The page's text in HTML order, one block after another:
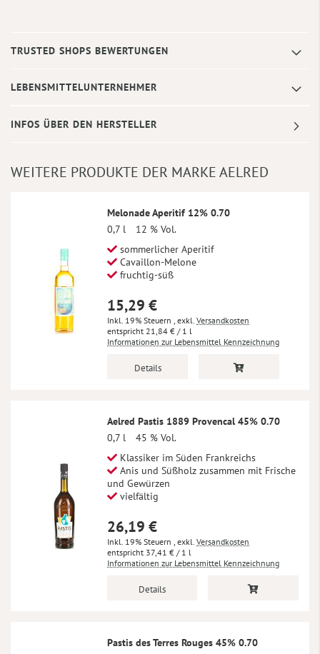
TRUSTED SHOPS BEWERTUNGEN
LEBENSMITTELUNTERNEHMER
INFOS ÜBER DEN HERSTELLER
WEITERE PRODUKTE DER MARKE AELRED
Melonade Aperitif 12% 0.70
0,7 l
12 % Vol.
sommerlicher Aperitif
Cavaillon-Melone
fruchtig-süß
15,29 €
Inkl. 19% Steuern , exkl. Versandkosten
21,84 € / 1 l
Informationen zur Lebensmittel Kennzeichnung
Details
Aelred Pastis 1889 Provencal 45% 0.70
0,7 l
45 % Vol.
Klassiker im Süden Frankreichs
Anis und Süßholz zusammen mit Frische
und Gewürzen
vielfältig
26,19 €
Inkl. 19% Steuern , exkl. Versandkosten
37,41 € / 1 l
Informationen zur Lebensmittel Kennzeichnung
Details
Pastis des Terres Rouges 45% 0.70